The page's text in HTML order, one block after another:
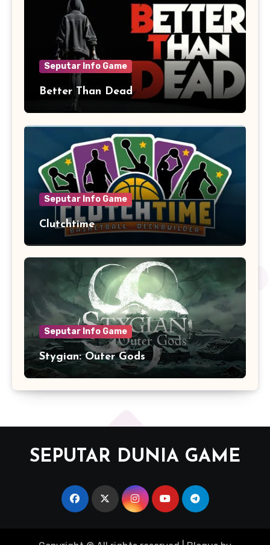
Seputar Info Game
Better Than Dead
Seputar Info Game
Clutchtime
Seputar Info Game
Stygian: Outer Gods
SEPUTAR DUNIA GAME